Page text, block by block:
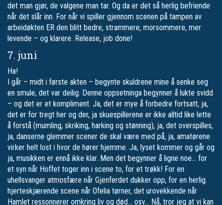
det man gjør, de valgene man tar. Og da er det så herlig befriende
når det slår inn. For når vi spiller gjennom scenen på tampen av
arbeidøkten ER den blitt bedre, strammere, morsommere, mer
levende – og klarere. Release, job done!
7. juni
Ha!
I går – midt i første akten – begynte skuldrene mine å senke seg
en smule, det var deilig. Denne oppsetninga begynner å lukte svidd
– og det er et kompliment. Ja, det er mye å forbedre fortsatt, ja,
det er for tregt her og der, ja skuespillerene er ikke alltid like lette
å forstå (mumling, skriking, harking og stønning), ja, det overspilles,
ja, danserne glemmer scener de skal være med på, ja, amatørene
virker helt lost i hvor de hører hjemme. Ja, lyset kommer og går og
ja, musikken er ennå ikke klar. Men det begynner å ligne noe… for
et syn når Hoffet toger inn i scene to, for et trøkk! For en
uhellsvanger atmosfære når Gjenferdet dukker opp, for en herlig
hjerteskjærende scene når Ofelia tørner, det urovekkende når
Hamlet ressonnerer omkring liv og død… osv… Nå, tror jeg at vi kan